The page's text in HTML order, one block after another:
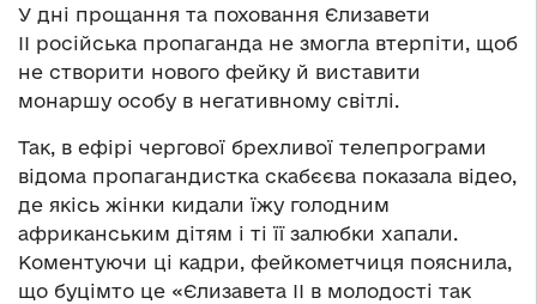
У дні прощання та поховання Єлизавети
ІІ російська пропаганда не змогла втерпіти, щоб
не створити нового фейку й виставити
монаршу особу в негативному світлі.
Так, в ефірі чергової брехливої телепрограми
відома пропагандистка скабєєва показала відео,
де якісь жінки кидали їжу голодним
африканським дітям і ті її залюбки хапали.
Коментуючи ці кадри, фейкометчиця пояснила,
що буцімто це «Єлизавета II в молодості так